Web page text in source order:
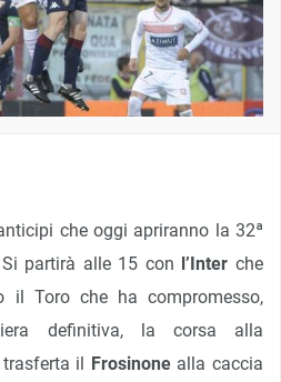
che oggi apriranno la 32ª
partirà alle 15 con l’Inter che
il Toro che ha compromesso,
definitiva, la corsa alla
il Frosinonealla caccia